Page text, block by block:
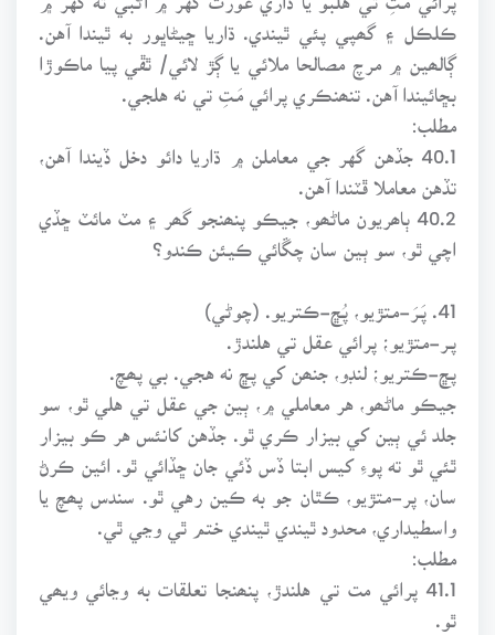
ڪلڪل ۽ گھپي پئي ٿيندي. ڌاريا ڇيڻاڀور به ٿيندا آهن.
ڳالھين ۾ مرچ مصالحا ملائي يا ڳڙ لائي/ ٿڦي پيا ماڪوڙا
بڇائيندا آهن. تنھنڪري پرائي مَـتِ تي نه هلجي.
مطلب:
40.1 جڏهن گهر جي معاملن ۾ ڌاريا دائو دخل ڏيندا آهن،
تڏهن معاملا ڦٽندا آهن.
40.2 ٻاھريون ماڻھو، جيڪو پنھنجو گھر ۽ مٽ مائٽ ڇڏي
اچي ٿو، سو ٻين سان چڱائي ڪيئن ڪندو؟
41. پَـرَ-متڙيو، پُڇ-ڪتريو. (چوڻي)
پـر-متڙيو؛ پرائي عقل تي هلندڙ.
پڇ-ڪتريو؛ لنڊو، جنھن کي پڇ نه هجي. بي پھچ.
جيڪو ماڻھو، هر معاملي ۾، ٻين جي عقل تي هلي ٿو، سو
جلد ئي ٻين کي بيزار ڪري ٿو. جڏهن کانئس هر ڪو بيزار
ٿئي ٿو ته پوءِ کيس ابتا ڏس ڏئي جان ڇڏائي ٿو. ائين ڪرڻ
سان، پر-متڙيو، ڪٿان جو به ڪين رهي ٿو. سندس پھچ يا
واسطيداري، محدود ٿيندي ٿيندي ختم ٿي وڃي ٿي.
مطلب:
41.1 پرائي مت تي هلندڙ، پنھنجا تعلقات به وڃائي ويھي